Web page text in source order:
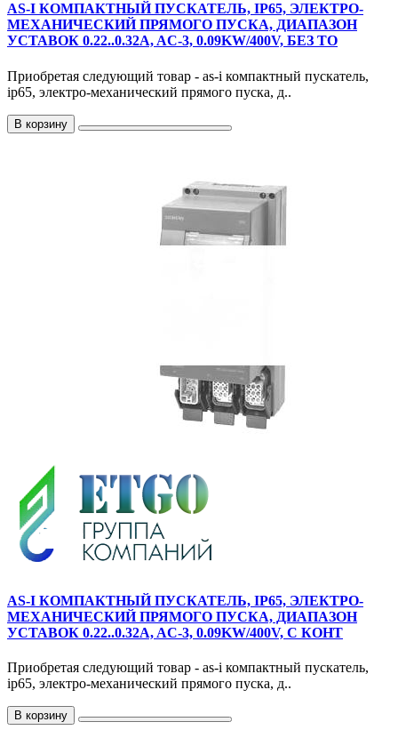
AS-I КОМПАКТНЫЙ ПУСКАТЕЛЬ, IP65, ЭЛЕКТРО-
МЕХАНИЧЕСКИЙ ПРЯМОГО ПУСКА, ДИАПАЗОН
УСТАВОК 0.22..0.32A, AC-3, 0.09KW/400V, БЕЗ ТО
Приобретая следующий товар - as-i компактный пускатель,
ip65, электро-механический прямого пуска, д..
В корзину
AS-I КОМПАКТНЫЙ ПУСКАТЕЛЬ, IP65, ЭЛЕКТРО-
МЕХАНИЧЕСКИЙ ПРЯМОГО ПУСКА, ДИАПАЗОН
УСТАВОК 0.22..0.32A, AC-3, 0.09KW/400V, С КОНТ
Приобретая следующий товар - as-i компактный пускатель,
ip65, электро-механический прямого пуска, д..
В корзину